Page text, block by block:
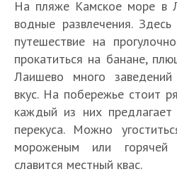
На пляже Камское море в
водные развлечения.
путешествие на
прокатиться на банане,
Лаишево много
вкус. На побережье стоит
каждый из них предлагает
перекуса. Можно
мороженым или горячей
славится местный квас.